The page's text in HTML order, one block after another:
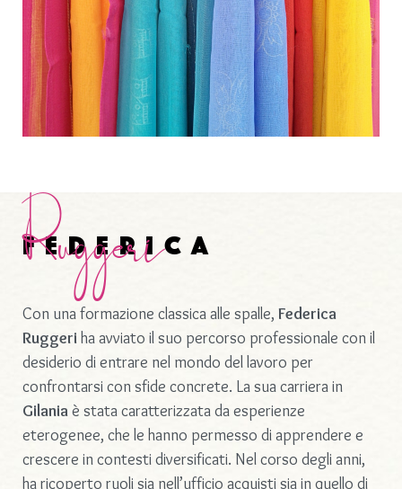
Federica
Ruggeri
Con una formazione classica alle spalle, Federica
Ruggeri ha avviato il suo percorso professionale con il
desiderio di entrare nel mondo del lavoro per
confrontarsi con sfide concrete. La sua carriera in
Gilaniaè stata caratterizzata da esperienze
eterogenee, che le hanno permesso di apprendere e
crescere in contesti diversificati. Nel corso degli anni,
ha ricoperto ruoli sia nell’ufficio acquisti sia in quello di